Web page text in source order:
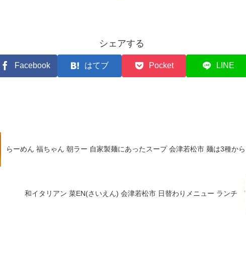
シェアする
Facebook はてブ Pocket LINE
らーめん 福ちゃん 朝ラー 自家製麺にあったスープ 会津若松市 麺は3種から
和イタリアン 菜EN(さいえん) 会津若松市 日替わりメニュー ランチ